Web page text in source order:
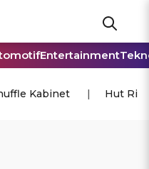
Entertainment
Kabinet Hut Ri